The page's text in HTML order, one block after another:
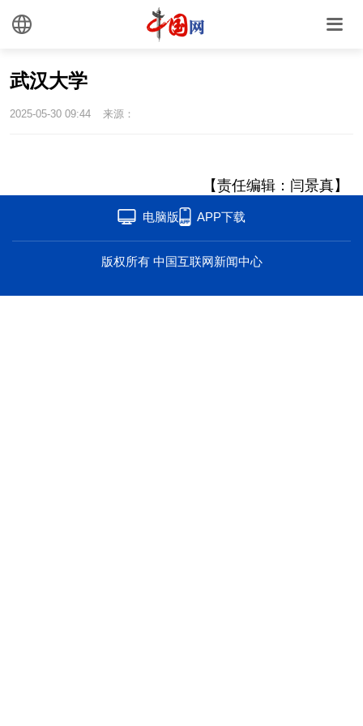
武汉大学
2025-05-30 09:44 来源：
【责任编辑：闫景真】
电脑版 APP下载
版权所有 中国互联网新闻中心